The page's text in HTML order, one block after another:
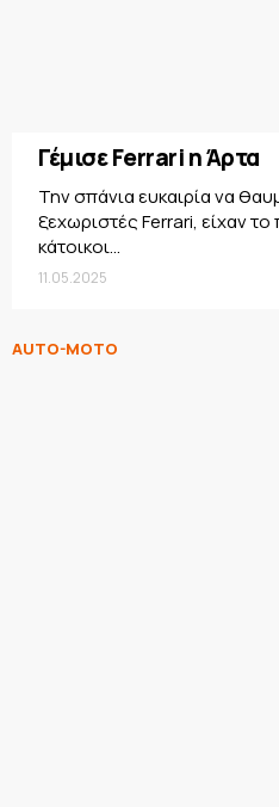
Γέμισε Ferrari η Άρτα
Την σπάνια ευκαιρία να
ξεχωριστές Ferrari, είχαν
κάτοικοι...
11.05.2025
AUTO-MOTO